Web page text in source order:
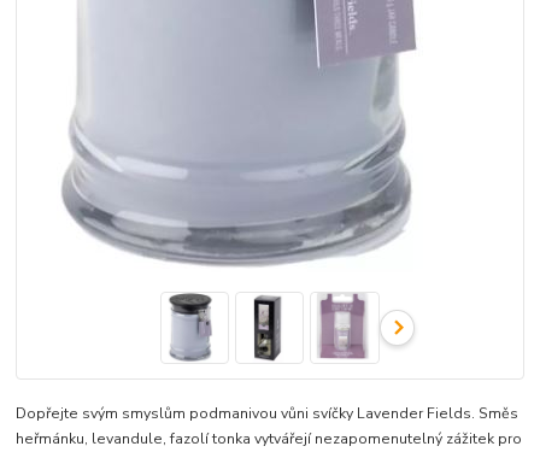
Dopřejte svým smyslům podmanivou vůni svíčky Lavender Fields. Směs
heřmánku, levandule, fazolí tonka vytvářejí nezapomenutelný zážitek pro